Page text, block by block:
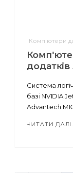
Комп'ютери
Система
базі NVIDIA
Advantech
ЧИТАТИ